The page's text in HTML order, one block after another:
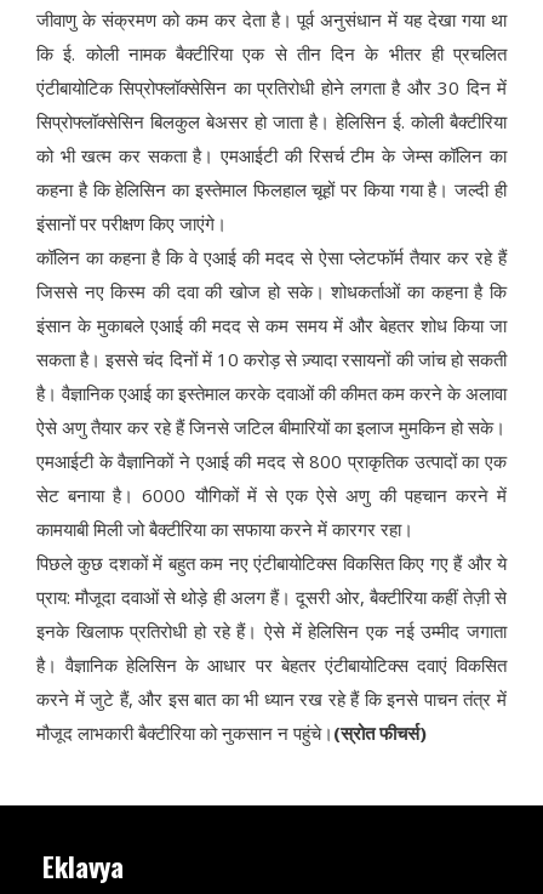
जीवाणु के संक्रमण को कम कर देता है। पूर्व अनुसंधान में यह देखा गया था
कि ई. कोली नामक बैक्टीरिया एक से तीन दिन के भीतर ही प्रचलित
एंटीबायोटिक सिप्रोफ्लॉक्सेसिन का प्रतिरोधी होने लगता है और 30 दिन में
सिप्रोफ्लॉक्सेसिन बिलकुल बेअसर हो जाता है। हेलिसिन ई. कोली बैक्टीरिया
को भी खत्म कर सकता है। एमआईटी की रिसर्च टीम के जेम्स कॉलिन का
कहना है कि हेलिसिन का इस्तेमाल फिलहाल चूहों पर किया गया है। जल्दी ही
इंसानों पर परीक्षण किए जाएंगे।
कॉलिन का कहना है कि वे एआई की मदद से ऐसा प्लेटफॉर्म तैयार कर रहे हैं
जिससे नए किस्म की दवा की खोज हो सके। शोधकर्ताओं का कहना है कि
इंसान के मुकाबले एआई की मदद से कम समय में और बेहतर शोध किया जा
सकता है। इससे चंद दिनों में 10 करोड़ से ज़्यादा रसायनों की जांच हो सकती
है। वैज्ञानिक एआई का इस्तेमाल करके दवाओं की कीमत कम करने के अलावा
ऐसे अणु तैयार कर रहे हैं जिनसे जटिल बीमारियों का इलाज मुमकिन हो सके।
एमआईटी के वैज्ञानिकों ने एआई की मदद से 800 प्राकृतिक उत्पादों का एक
सेट बनाया है। 6000 यौगिकों में से एक ऐसे अणु की पहचान करने में
कामयाबी मिली जो बैक्टीरिया का सफाया करने में कारगर रहा।
पिछले कुछ दशकों में बहुत कम नए एंटीबायोटिक्स विकसित किए गए हैं और ये
प्राय: मौजूदा दवाओं से थोड़े ही अलग हैं। दूसरी ओर, बैक्टीरिया कहीं तेज़ी से
इनके खिलाफ प्रतिरोधी हो रहे हैं। ऐसे में हेलिसिन एक नई उम्मीद जगाता
है। वैज्ञानिक हेलिसिन के आधार पर बेहतर एंटीबायोटिक्स दवाएं विकसित
करने में जुटे हैं, और इस बात का भी ध्यान रख रहे हैं कि इनसे पाचन तंत्र में
मौजूद लाभकारी बैक्टीरिया को नुकसान न पहुंचे। (स्रोत फीचर्स)
Eklavya